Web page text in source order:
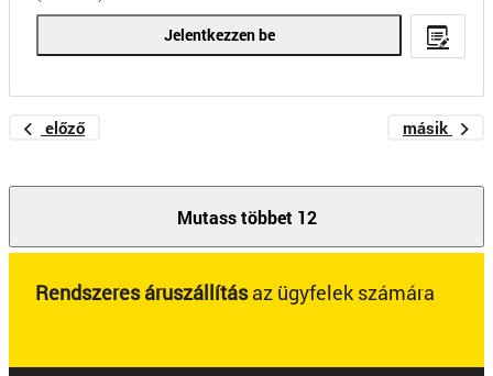
Jelentkezzen be
Mutass többet 12
előző másik
Rendszeres áruszállítás az ügyfelek számára